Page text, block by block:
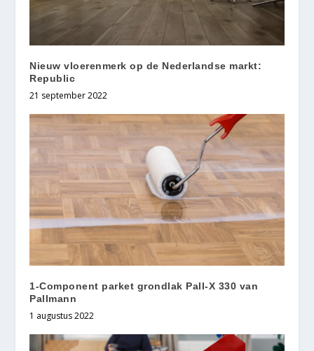
Nieuw vloerenmerk op de Nederlandse markt:
Republic
21 september 2022
1-Component parket grondlak Pall-X 330 van
Pallmann
1 augustus 2022